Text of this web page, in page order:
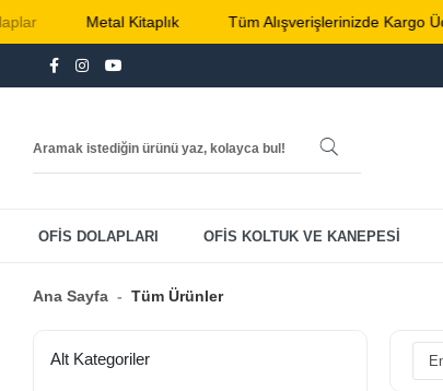
Kitaplık Tüm Alışverişlerinizde Kargo Ücretsiz!
OFİS DOLAPLARI OFİS KOLTUK VE KANEPESİ
Ana Sayfa Tüm Ürünler
Alt Kategoriler